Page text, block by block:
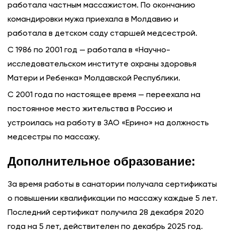
работала частным массажистом. По окончанию
командировки мужа приехала в Молдавию и
работала в детском саду старшей медсестрой.
С 1986 по 2001 год — работала в «Научно-
исследовательском институте охраны здоровья
Матери и Ребенка» Молдавской Республики.
С 2001 года по настоящее время — переехала на
постоянное место жительства в Россию и
устроилась на работу в ЗАО «Ерино» на должность
медсестры по массажу.
Дополнительное образование:
За время работы в санатории получала сертификаты
о повышении квалификации по массажу каждые 5 лет.
Последний сертификат получила 28 декабря 2020
года на 5 лет, действителен по декабрь 2025 год.